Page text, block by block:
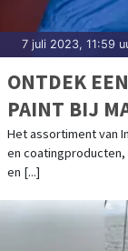
7 juli 2023, 11:59
ONTDEK
PAINT BIJ
Het assortiment van
en
en [...]